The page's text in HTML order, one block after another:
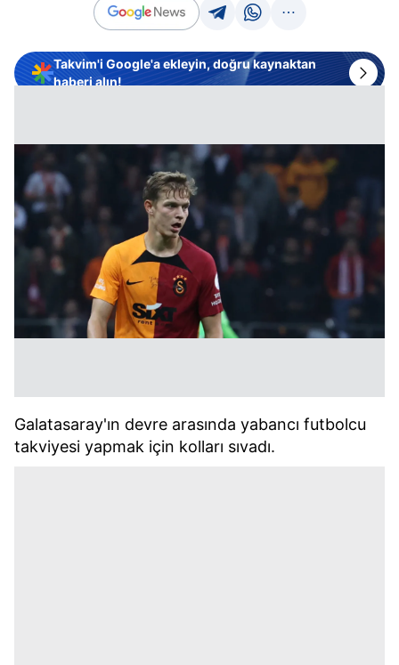
Takvim'i Google'a ekleyin, doğru kaynaktan
haberi alın!
Galatasaray'ın devre arasında yabancı futbolcu
takviyesi yapmak için kolları sıvadı.